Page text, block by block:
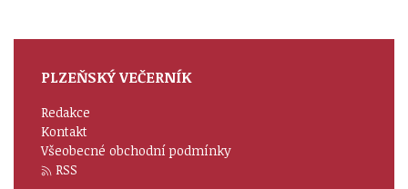
PLZEŇSKÝ VEČERNÍK
Redakce
Kontakt
Všeobecné obchodní podmínky
RSS